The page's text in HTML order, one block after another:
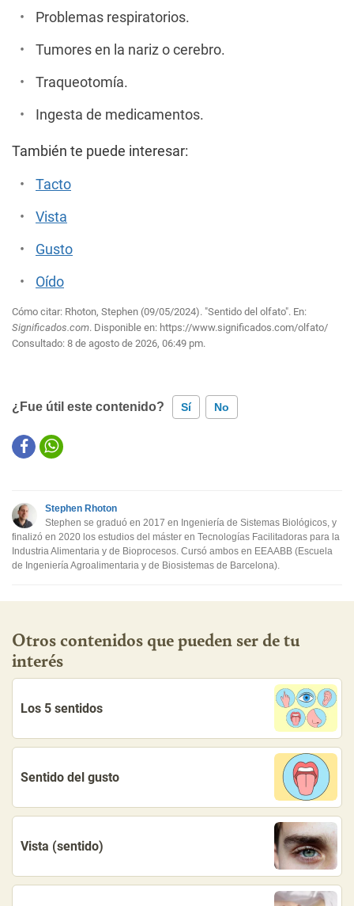
Problemas respiratorios.
Tumores en la nariz o cerebro.
Traqueotomía.
Ingesta de medicamentos.
También te puede interesar:
Tacto
Vista
Gusto
Oído
Cómo citar: Rhoton, Stephen (09/05/2024). "Sentido del olfato". En:
Significados.com. Disponible en: https://www.significados.com/olfato/
Consultado: 8 de agosto de 2026, 06:49 pm.
¿Fue útil este contenido? Sí No
Este contenido contiene información incorrecta
Otro
Stephen Rhoton
Stephen se graduó en 2017 en Ingeniería de Sistemas Biológicos, y
finalizó en 2020 los estudios del máster en Tecnologías Facilitadoras para la
Industria Alimentaria y de Bioprocesos. Cursó ambos en EEAABB (Escuela
de Ingeniería Agroalimentaria y de Biosistemas de Barcelona).
Otros contenidos que pueden ser de tu
interés
Los 5 sentidos
Sentido del gusto
Vista (sentido)